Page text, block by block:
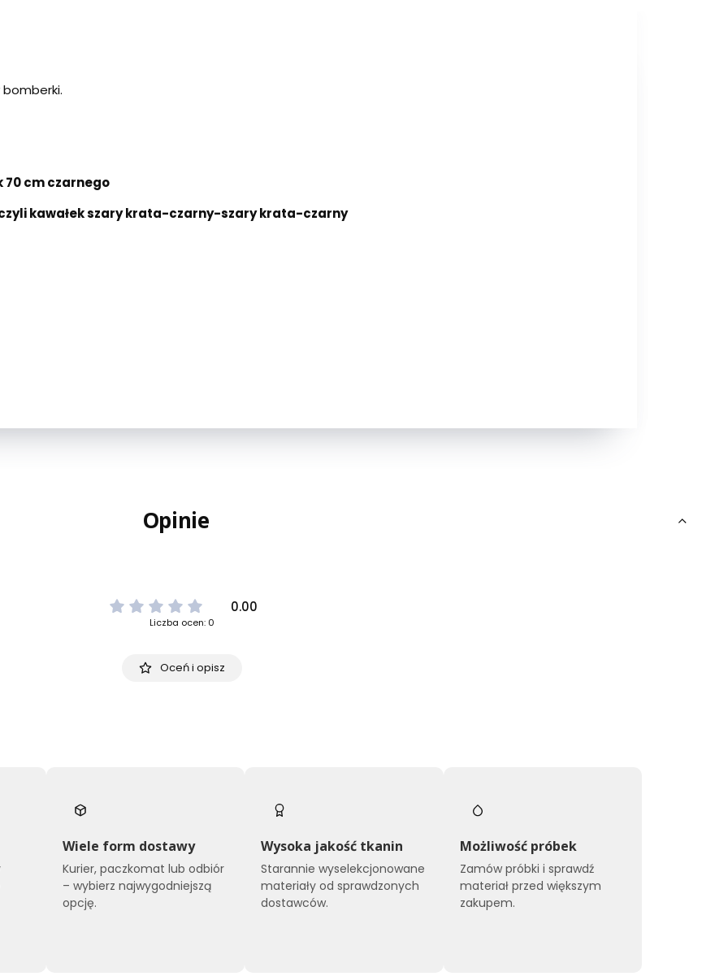
bomberki.
70 cm czarnego
kawałek szary krata-czarny-szary krata-czarny
Opinie
0.00
Liczba ocen: 0
Oceń i opisz
Wiele form dostawy
Kurier, paczkomat lub odbiór
– wybierz najwygodniejszą
opcję.
Wysoka jakość tkanin
Starannie wyselekcjonowane
materiały od sprawdzonych
dostawców.
Możliwość próbek
Zamów próbki i sprawdź
materiał przed większym
zakupem.